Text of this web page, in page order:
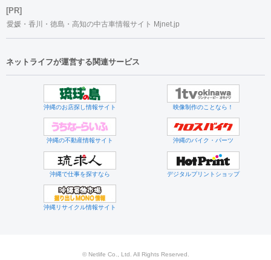
[PR]
愛媛・香川・徳島・高知の中古車情報サイト Mjnet.jp
ネットライフが運営する関連サービス
沖縄のお店探し情報サイト 映像制作のことなら！
沖縄の不動産情報サイト 沖縄のバイク・パーツ
沖縄で仕事を探すなら デジタルプリントショップ
沖縄リサイクル情報サイト
© Netlife Co., Ltd. All Rights Reserved.